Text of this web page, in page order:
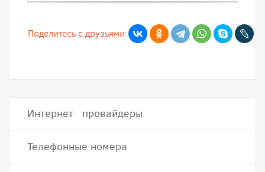
Поделитесь с друзьями:
Интернет провайдеры
Телефонные номера